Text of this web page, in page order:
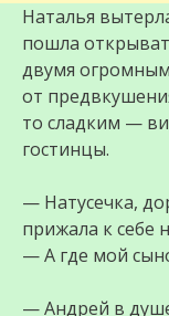
Наталья
пошла
двумя
от
то сладким —
гостинцы.
— Натусечка,
прижала к себе
— А где мой
— Андрей в